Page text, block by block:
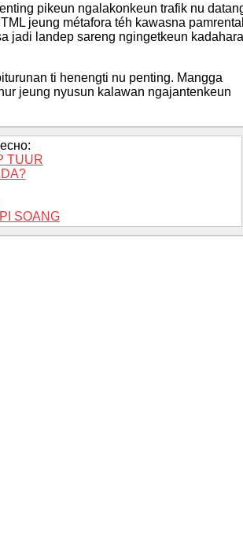
pikeun ngalakonkeun trafik nu
jeung métafora téh kawasna
jadi landep sareng ngingetkeun
ti henengti nu penting. Mangga
jeung nyusun kalawan ngajantenkeun
TUUR
SOANG